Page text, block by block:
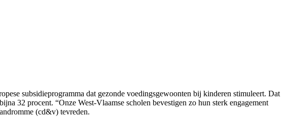
subsidieprogramma dat gezonde voedingsgewoonten bij kinderen stimuleert. Dat
32 procent. “Onze West-Vlaamse scholen bevestigen zo hun sterk engagement
(cd&v) tevreden.